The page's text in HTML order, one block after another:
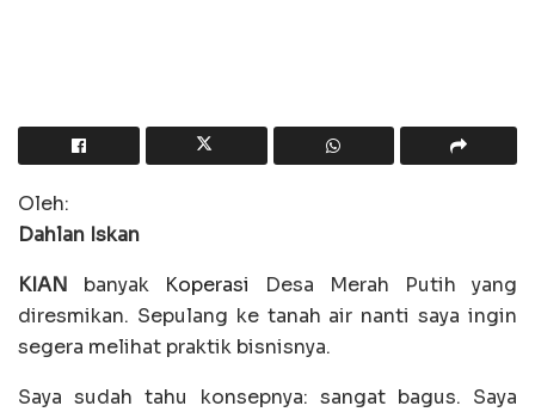
Oleh:
Dahlan Iskan
KIAN banyak Koperasi Desa Merah Putih yang
diresmikan. Sepulang ke tanah air nanti saya ingin
segera melihat praktik bisnisnya.
Saya sudah tahu konsepnya: sangat bagus. Saya